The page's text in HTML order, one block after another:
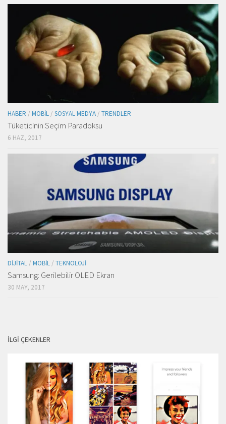
HABER / MOBIL / SOSYAL MEDYA / TRENDLER
Tüketicinin Seçim Paradoksu
6 HAZ, 2017
DIJITAL / MOBIL / TEKNOLOJI
Samsung: Gerilebilir OLED Ekran
30 MAY, 2017
İLGI ÇEKENLER